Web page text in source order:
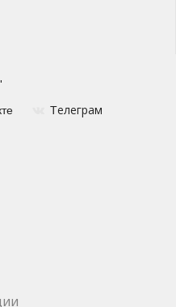
Телеграм